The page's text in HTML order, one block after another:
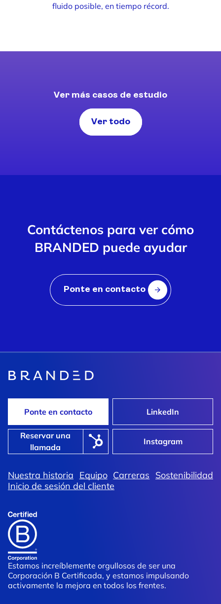
fluido posible, en tiempo récord.
Ver más casos de estudio
Ver todo
Contáctenos para ver cómo
BRANDED puede ayudar
Ponte en contacto
Ponte en contacto LinkedIn
Reservar una
llamada
Instagram
Nuestra historia Equipo Carreras
Sostenibilidad
Inicio de sesión del cliente
Estamos increíblemente orgullosos de ser una
Corporación B Certificada, y estamos impulsando
activamente la mejora en todos los frentes.